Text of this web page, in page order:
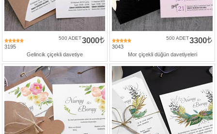
3195
3000
500 ADET
Gelincik çiçekli davetiye
3043
3300
500 ADET
Mor çiçekli düğün davetiyeleri